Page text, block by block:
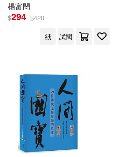
楊富閔
$294 $420
紙
試閱